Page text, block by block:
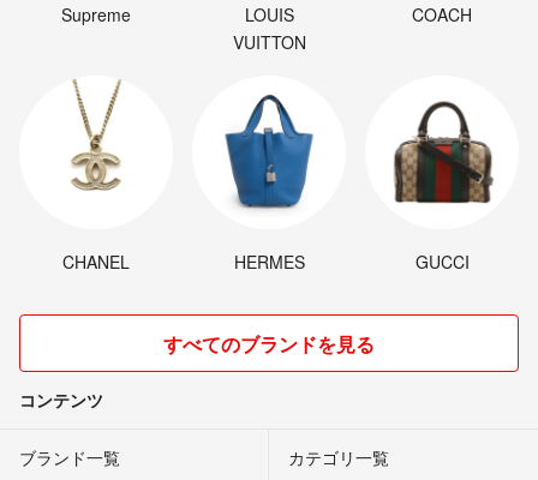
Supreme
LOUIS
VUITTON
COACH
CHANEL HERMES GUCCI
すべてのブランドを見る
コンテンツ
ブランド一覧 カテゴリ一覧